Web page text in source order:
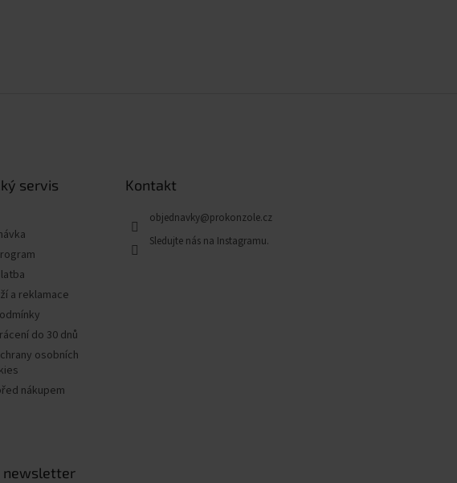
servis
a reklamace
do 30 dnů
osobních
nákupem
Kontakt
objednavky@prokonzole.cz
newsletter